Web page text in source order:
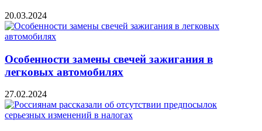
20.03.2024
Особенности замены свечей зажигания в
легковых автомобилях
27.02.2024